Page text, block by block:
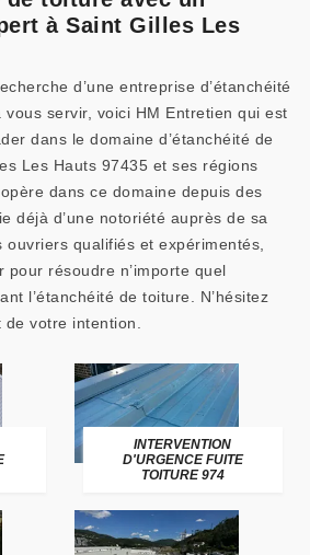
à Saint Gilles Les
d’une entreprise d’étanchéité
servir, voici HM Entretien qui est
dans le domaine d’étanchéité de
Les Hauts 97435 et ses régions
dans ce domaine depuis des
déjà d’une notoriété auprès de sa
ouvriers qualifiés et expérimentés,
pour résoudre n’importe quel
l’étanchéité de toiture. N’hésitez
votre intention.
INTERVENTION
D'URGENCE FUITE
TOITURE 974